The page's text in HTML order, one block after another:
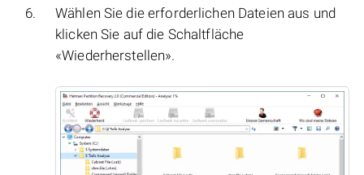
Wählen Sie die erforderlichen Dateien aus und
klicken Sie auf die Schaltfläche
«Wiederherstellen».